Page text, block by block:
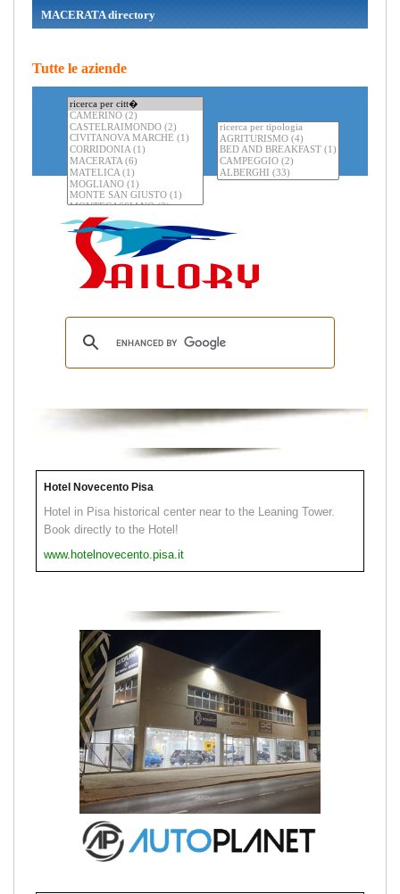
MACERATA directory
Tutte le aziende
Hotel Novecento Pisa
Hotel in Pisa historical center near to the Leaning Tower.
Book directly to the Hotel!
www.hotelnovecento.pisa.it